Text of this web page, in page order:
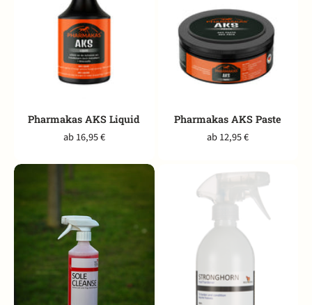
Pharmakas AKS Liquid
ab 16,95 €
Pharmakas AKS Paste
ab 12,95 €